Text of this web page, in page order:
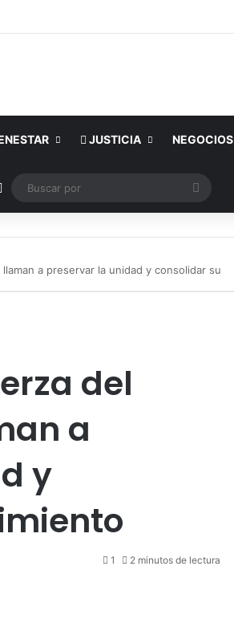
JUSTICIA NEGOCIOS
al azar
Switch skin
Buscar
por
a preservar la unidad y consolidar su
del
a
y
1 2 minutos de lectura